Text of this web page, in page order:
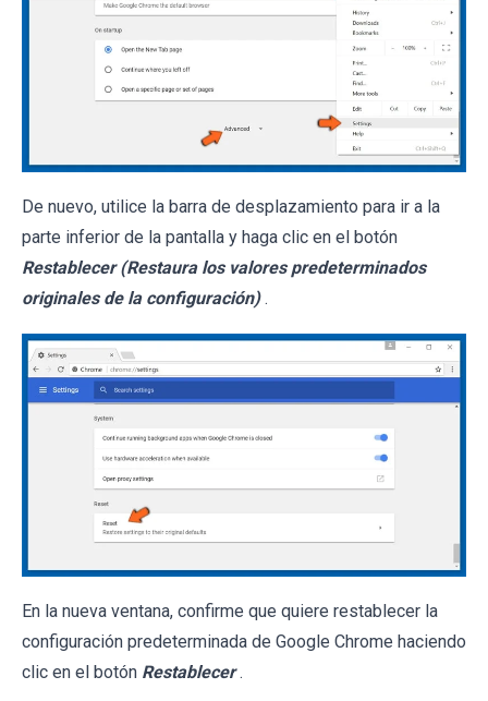
De nuevo, utilice la barra de desplazamiento para ir a la
parte inferior de la pantalla y haga clic en el botón
Restablecer (Restaura los valores predeterminados
originales de la configuración) .
En la nueva ventana, confirme que quiere restablecer la
configuración predeterminada de Google Chrome haciendo
clic en el botón Restablecer .